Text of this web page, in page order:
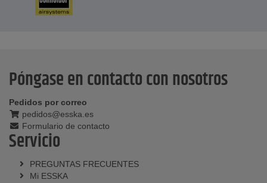
Póngase en contacto con nosotros
Pedidos por correo
pedidos@esska.es
Formulario de contacto
Servicio
PREGUNTAS FRECUENTES
Mi ESSKA